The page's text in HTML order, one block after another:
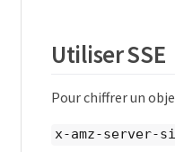
Utiliser SSE
Pour chiffrer un
x-amz-server-